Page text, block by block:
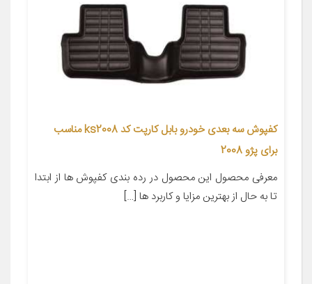
کفپوش سه بعدی خودرو بابل کارپت کد ks2008 مناسب
برای پژو 2008
معرفی محصول این محصول در رده بندی کفپوش ها از ابتدا
تا به حال از بهترین مزایا و کاربرد ها […]